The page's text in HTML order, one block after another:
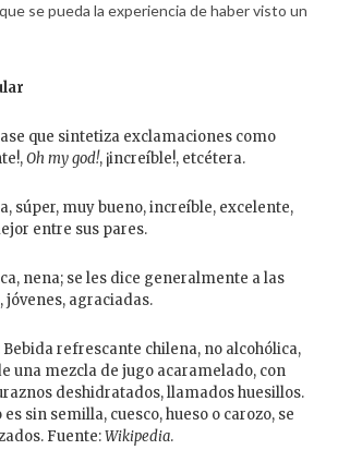
se pueda la experiencia de haber visto un
que sintetiza exclamaciones como
Oh my god!, ¡increíble!, etcétera.
súper, muy bueno, increíble, excelente,
entre sus pares.
nena; se les dice generalmente a las
jóvenes, agraciadas.
refrescante chilena, no alcohólica,
una mezcla de jugo acaramelado, con
deshidratados, llamados huesillos.
sin semilla, cuesco, hueso o carozo, se
Fuente:Wikipedia.